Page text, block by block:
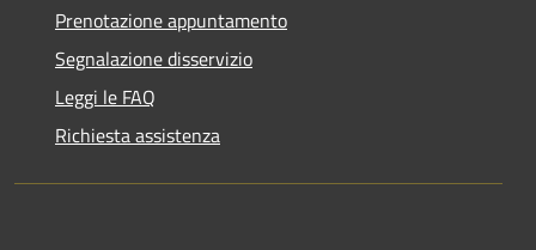
Prenotazione appuntamento
Segnalazione disservizio
Leggi le FAQ
Richiesta assistenza